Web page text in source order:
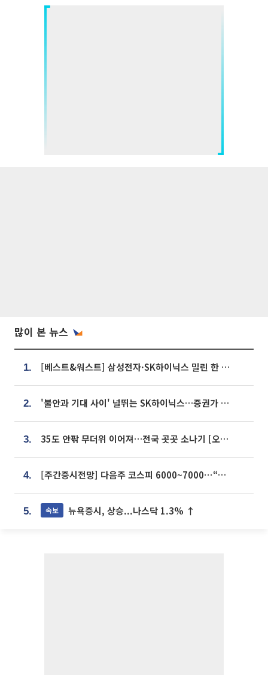
많이 본 뉴스
1. [베스트&워스트] 삼성전자·SK하이닉스 밀린 한 주…상상인증권은 85% 급등
2. '불안과 기대 사이' 널뛰는 SK하이닉스…증권가 "HBM4·LTA 기반 펀터멘털 견고"
3. 35도 안팎 무더위 이어져…전국 곳곳 소나기 [오늘 날씨]
4. [주간증시전망] 다음주 코스피 6000~7000⋯“外人 수급은 정책이 변수”
5. 속보 뉴욕증시, 상승...나스닥 1.3% ↑